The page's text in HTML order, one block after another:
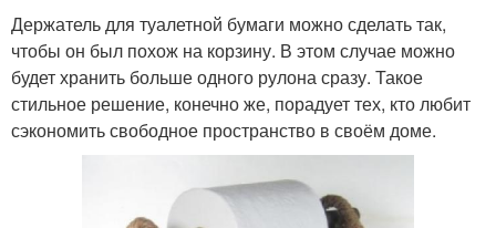
Держатель для туалетной бумаги можно сделать так,
чтобы он был похож на корзину. В этом случае можно
будет хранить больше одного рулона сразу. Такое
стильное решение, конечно же, порадует тех, кто любит
сэкономить свободное пространство в своём доме.